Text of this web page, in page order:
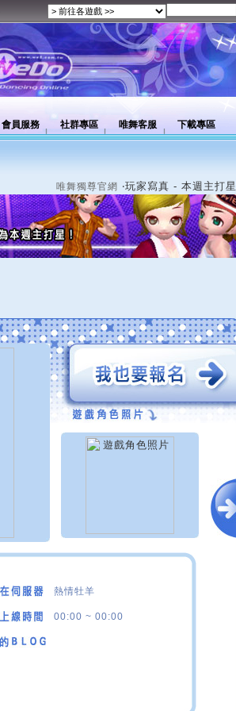
會員服務 社群專區 唯舞客服 下載專區
唯舞獨尊官網 ‧玩家寫真 - 本週主打星
熱情牡羊
00:00 ~ 00:00